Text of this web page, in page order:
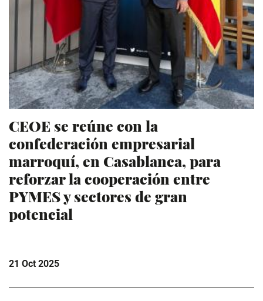
CEOE se reúne con la
confederación empresarial
marroquí, en Casablanca, para
reforzar la cooperación entre
PYMES y sectores de gran
potencial
21 Oct 2025